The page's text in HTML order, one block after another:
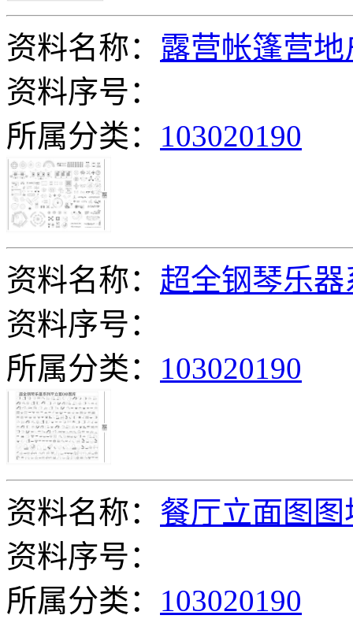
资料名称： 露营帐篷营
资料序号：
所属分类： 103020190
资料名称： 超全钢琴乐
资料序号：
所属分类： 103020190
资料名称： 餐厅立面图
资料序号：
所属分类： 103020190